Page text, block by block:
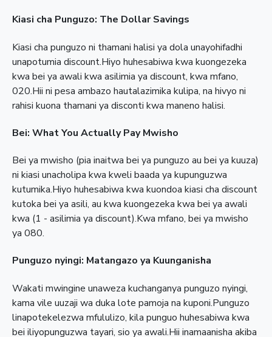
Kiasi cha Punguzo: The Dollar Savings
Kiasi cha punguzo ni thamani halisi ya dola unayohifadhi
unapotumia discount.Hiyo huhesabiwa kwa kuongezeka
kwa bei ya awali kwa asilimia ya discount, kwa mfano,
020.Hii ni pesa ambazo hautalazimika kulipa, na hivyo ni
rahisi kuona thamani ya disconti kwa maneno halisi.
Bei: What You Actually Pay Mwisho
Bei ya mwisho (pia inaitwa bei ya punguzo au bei ya kuuza)
ni kiasi unacholipa kwa kweli baada ya kupunguzwa
kutumika.Hiyo huhesabiwa kwa kuondoa kiasi cha discount
kutoka bei ya asili, au kwa kuongezeka kwa bei ya awali
kwa (1 - asilimia ya discount).Kwa mfano, bei ya mwisho
ya 080.
Punguzo nyingi: Matangazo ya Kuunganisha
Wakati mwingine unaweza kuchanganya punguzo nyingi,
kama vile uuzaji wa duka lote pamoja na kuponi.Punguzo
linapotekelezwa mfululizo, kila punguo huhesabiwa kwa
bei iliyopunguzwa tayari, sio ya awali.Hii inamaanisha akiba